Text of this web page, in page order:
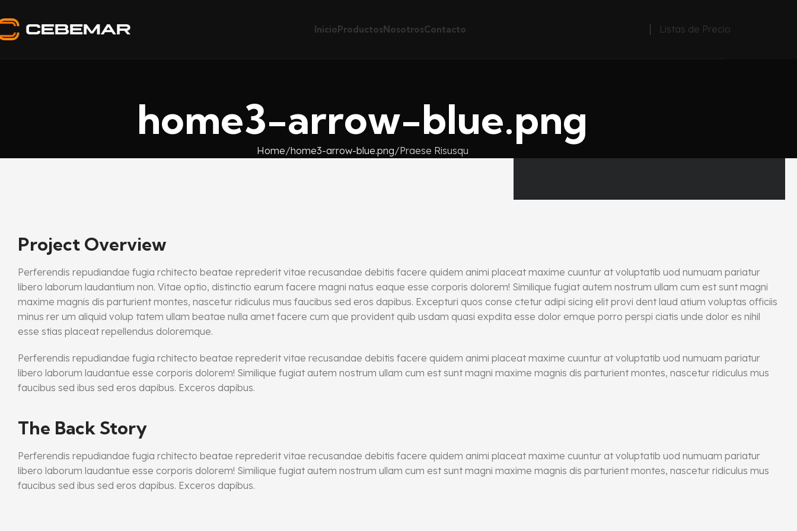
InicioProductosNosotrosContacto Listas de Precio
home3-arrow-blue.png
Home home3-arrow-blue.png Praese Risusqu
Project Overview
Perferendis repudiandae fugia rchitecto beatae reprederit vitae recusandae debitis facere quidem animi placeat maxime cuuntur at voluptatib uod numuam pariatur
libero laborum laudantium non. Vitae optio, distinctio earum facere magni natus eaque esse corporis dolorem! Similique fugiat autem nostrum ullam cum est sunt magni
maxime magnis dis parturient montes, nascetur ridiculus mus faucibus sed eros dapibus. Excepturi quos conse ctetur adipi sicing elit provi dent laud atium voluptas officiis
minus rer um aliquid volup tatem ullam beatae nulla amet facere cum que provident quib usdam quasi expdita esse dolor emque porro perspi ciatis unde dolor es nihil
esse stias placeat repellendus doloremque.
Perferendis repudiandae fugia rchitecto beatae reprederit vitae recusandae debitis facere quidem animi placeat maxime cuuntur at voluptatib uod numuam pariatur
libero laborum laudantue esse corporis dolorem! Similique fugiat autem nostrum ullam cum est sunt magni maxime magnis dis parturient montes, nascetur ridiculus mus
faucibus sed ibus sed eros dapibus. Exceros dapibus.
The Back Story
Perferendis repudiandae fugia rchitecto beatae reprederit vitae recusandae debitis facere quidem animi placeat maxime cuuntur at voluptatib uod numuam pariatur
libero laborum laudantue esse corporis dolorem! Similique fugiat autem nostrum ullam cum est sunt magni maxime magnis dis parturient montes, nascetur ridiculus mus
faucibus sed ibus sed eros dapibus. Exceros dapibus.